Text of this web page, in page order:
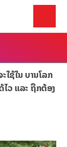
ໃຊ້ໃນ ບານໂລກ
ວ ແລະ ຖືກຕ້ອງ